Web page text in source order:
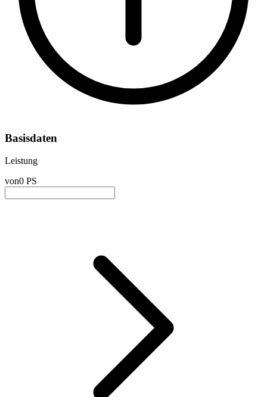
Basisdaten
Leistung
von0 PS